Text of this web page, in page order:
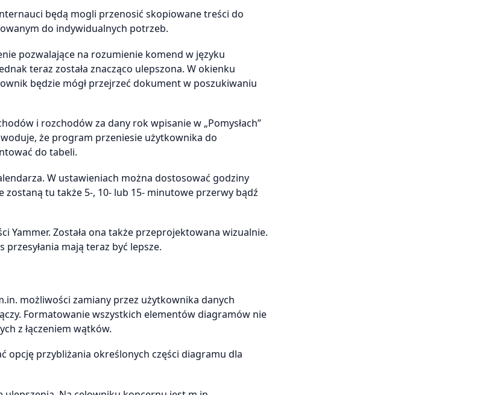
będą mogli przenosić skopiowane treści do
do indywidualnych potrzeb.
pozwalające na rozumienie komend w języku
teraz została znacząco ulepszona. W okienku
będzie mógł przejrzeć dokument w poszukiwaniu
i rozchodów za dany rok wpisanie w „Pomysłach”
że program przeniesie użytkownika do
do tabeli.
W ustawieniach można dostosować godziny
tu także 5-, 10- lub 15- minutowe przerwy bądź
Yammer. Została ona także przeprojektowana wizualnie.
mają teraz być lepsze.
możliwości zamiany przez użytkownika danych
Formatowanie wszystkich elementów diagramów nie
z łączeniem wątków.
opcję przybliżania określonych części diagramu dla